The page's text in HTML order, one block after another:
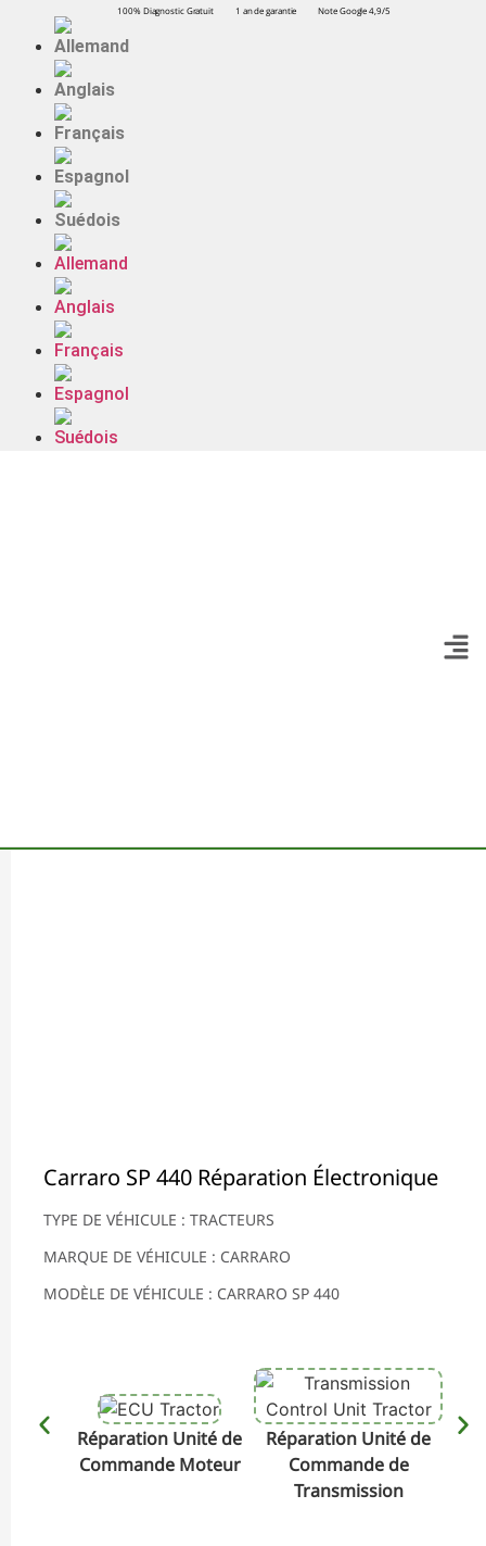
100% Diagnostic Gratuit 1 an de garantie Note Google 4,9/5
Carraro SP 440 Réparation Électronique
TYPE DE VÉHICULE : TRACTEURS
MARQUE DE VÉHICULE : CARRARO
MODÈLE DE VÉHICULE : CARRARO SP 440
Réparation Unité de
Commande Moteur
Réparation Unité de
Commande de
Transmission